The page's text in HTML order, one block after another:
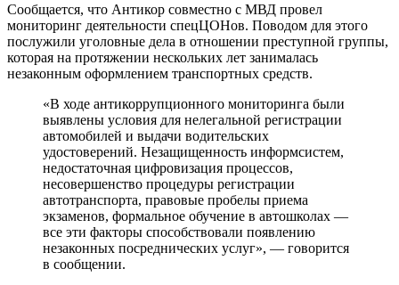
Сообщается, что Антикор совместно с МВД провел
мониторинг деятельности спецЦОНов. Поводом для этого
послужили уголовные дела в отношении преступной группы,
которая на протяжении нескольких лет занималась
незаконным оформлением транспортных средств.
«В ходе антикоррупционного мониторинга были
выявлены условия для нелегальной регистрации
автомобилей и выдачи водительских
удостоверений. Незащищенность информсистем,
недостаточная цифровизация процессов,
несовершенство процедуры регистрации
автотранспорта, правовые пробелы приема
экзаменов, формальное обучение в автошколах —
все эти факторы способствовали появлению
незаконных посреднических услуг», — говорится
в сообщении.